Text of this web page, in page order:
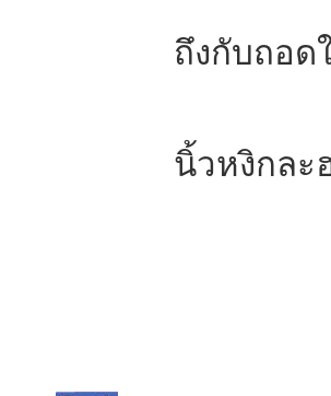
ถึงกับถอด
นิ้วหงิกละ